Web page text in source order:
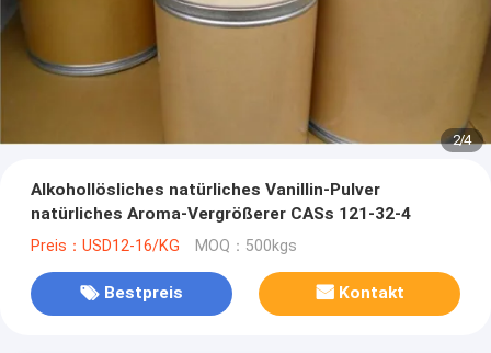
2/4
Alkohollösliches natürliches Vanillin-Pulver
natürliches Aroma-Vergrößerer CASs 121-32-4
Preis：USD12-16/KG MOQ：500kgs
Bestpreis Kontakt